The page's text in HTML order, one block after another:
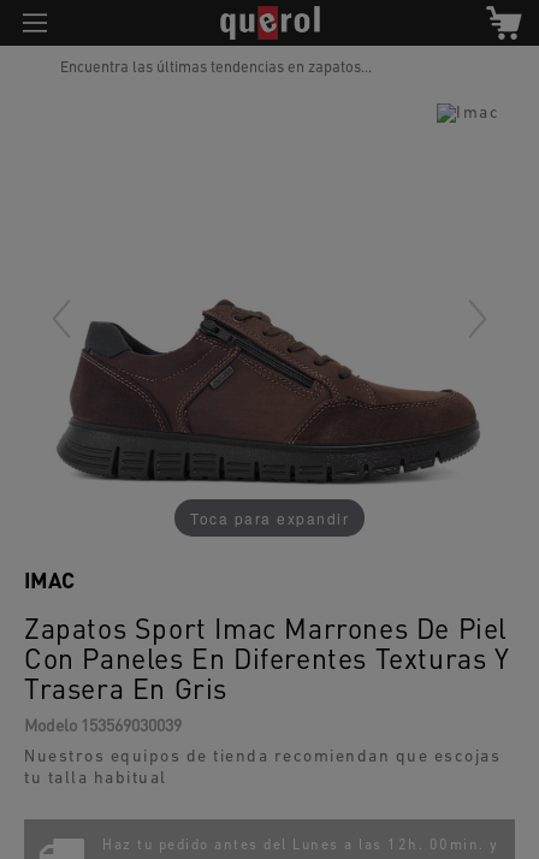
Encuentra las últimas tendencias en zapatos...
Toca para expandir
Zapatos Sport Imac Marrones De Piel
Con Paneles En Diferentes Texturas Y
Trasera En Gris
IMAC
Modelo 153569030039
Nuestros equipos de tienda recomiendan que escojas
tu talla habitual
Haz tu pedido antes del Lunes a las 12h. 00min. y